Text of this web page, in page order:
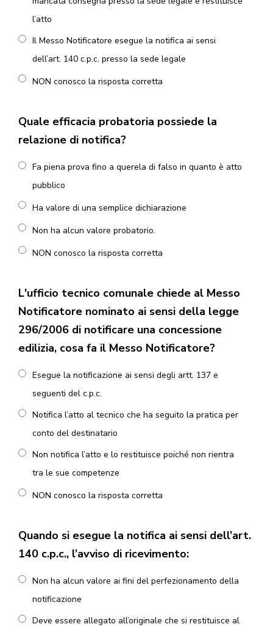
l’atto
Il Messo Notificatore esegue la notifica ai sensi
dell’art. 140 c.p.c. presso la sede legale
NON conosco la risposta corretta
Quale efficacia probatoria possiede la
relazione di notifica?
Fa piena prova fino a querela di falso in quanto è atto
pubblico
Ha valore di una semplice dichiarazione
Non ha alcun valore probatorio.
NON conosco la risposta corretta
L'ufficio tecnico comunale chiede al Messo
Notificatore nominato ai sensi della legge
296/2006 di notificare una concessione
edilizia, cosa fa il Messo Notificatore?
Esegue la notificazione ai sensi degli artt. 137 e
seguenti del c.p.c.
Notifica l’atto al tecnico che ha seguito la pratica per
conto del destinatario
Non notifica l’atto e lo restituisce poiché non rientra
tra le sue competenze
NON conosco la risposta corretta
Quando si esegue la notifica ai sensi dell’art.
140 c.p.c., l’avviso di ricevimento:
Non ha alcun valore ai fini del perfezionamento della
notificazione
Deve essere allegato all’originale che si restituisce al